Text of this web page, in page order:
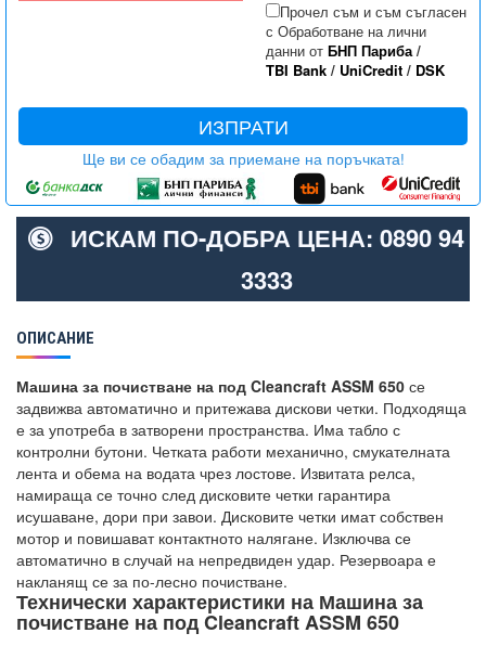
Прочел съм и съм съгласен
с Обработване на лични
данни от БНП Париба/
TBI Bank/ UniCredit/ DSK
ИЗПРАТИ
Ще ви се обадим за приемане на поръчката!
ИСКАМ ПО-ДОБРА ЦЕНА: 0890 94
3333
ОПИСАНИЕ
Машина за почистване на под Cleancraft ASSM 650 се
задвижва автоматично и притежава дискови четки. Подходяща
е за употреба в затворени пространства. Има табло с
контролни бутони. Четката работи механично, смукателната
лента и обема на водата чрез лостове. Извитата релса,
намираща се точно след дисковите четки гарантира
исушаване, дори при завои. Дисковите четки имат собствен
мотор и повишават контактното налягане. Изключва се
автоматично в случай на непредвиден удар. Резервоара е
накланящ се за по-лесно почистване.
Технически характеристики на Машина за
почистване на под Cleancraft ASSM 650